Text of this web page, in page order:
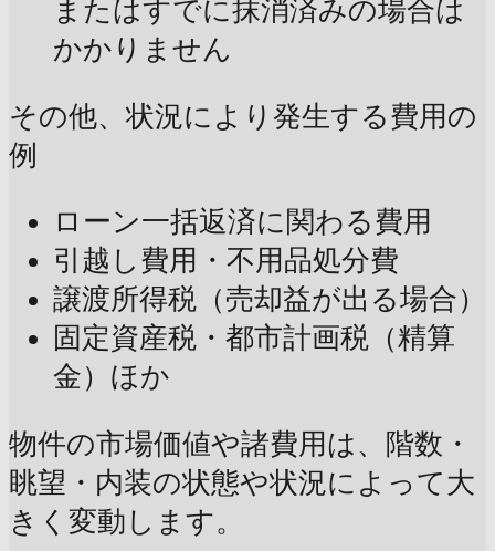
またはすでに抹消済みの場合は
かかりません
その他、状況により発生する費用の
例
ローン一括返済に関わる費用
引越し費用・不用品処分費
譲渡所得税（売却益が出る場合）
固定資産税・都市計画税（精算
金）ほか
物件の市場価値や諸費用は、階数・
眺望・内装の状態や状況によって大
きく変動します。